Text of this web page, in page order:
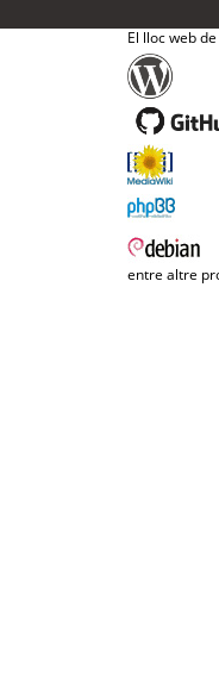
El lloc web
entre altre